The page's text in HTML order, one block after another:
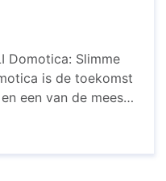
Domotica: Slimme
is de toekomst
een van de meest
domotica. DALI is
dat wordt